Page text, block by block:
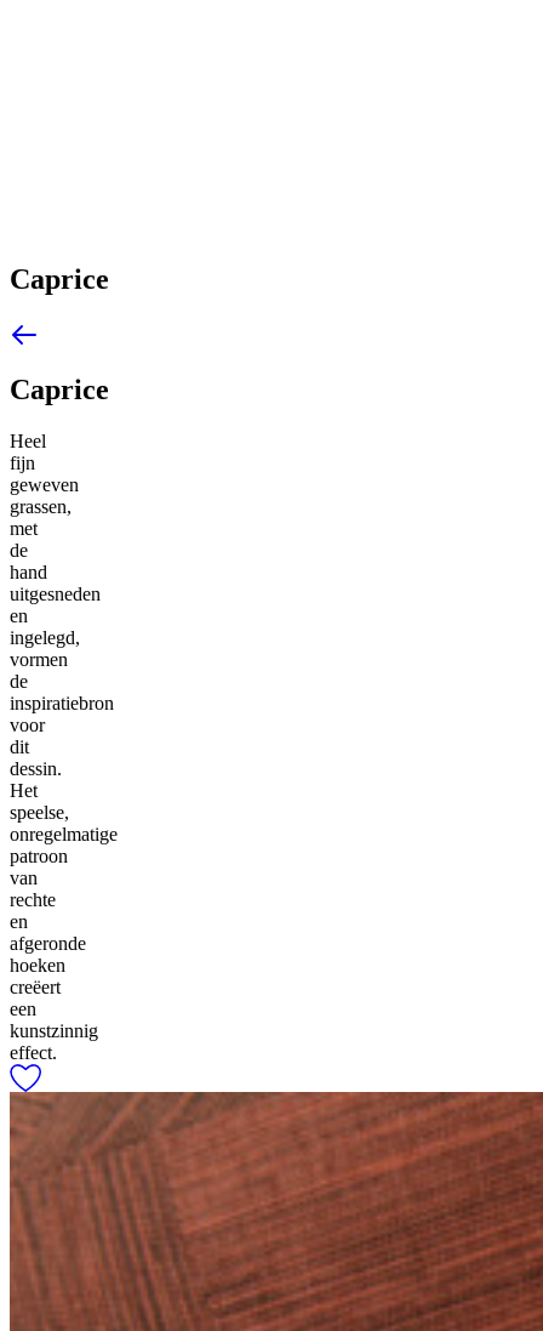
Caprice
Caprice
Heel
fijn
geweven
grassen,
met
de
hand
uitgesneden
en
ingelegd,
vormen
de
inspiratiebron
voor
dit
dessin.
Het
speelse,
onregelmatige
patroon
van
rechte
en
afgeronde
hoeken
creëert
een
kunstzinnig
effect.